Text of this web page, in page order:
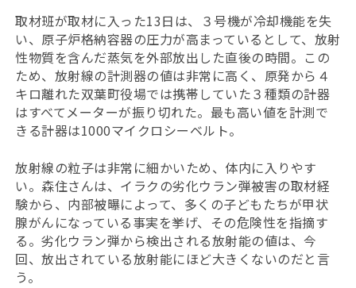
取材班が取材に入った13日は、３号機が冷却機能を失
い、原子炉格納容器の圧力が高まっているとして、放射
性物質を含んだ蒸気を外部放出した直後の時間。この
ため、放射線の計測器の値は非常に高く、原発から４
キロ離れた双葉町役場では携帯していた３種類の計器
はすべてメーターが振り切れた。最も高い値を計測で
きる計器は1000マイクロシーベルト。
放射線の粒子は非常に細かいため、体内に入りやす
い。森住さんは、イラクの劣化ウラン弾被害の取材経
験から、内部被曝によって、多くの子どもたちが甲状
腺がんになっている事実を挙げ、その危険性を指摘す
る。劣化ウラン弾から検出される放射能の値は、今
回、放出されている放射能にほど大きくないのだと言
う。